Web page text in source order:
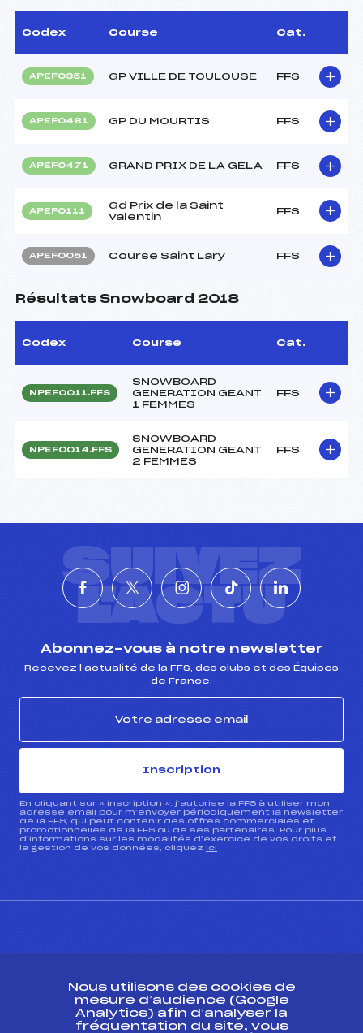
Codex Course Cat.
APEF0351 GP VILLE DE TOULOUSE FFS
APEF0481 GP DU MOURTIS FFS
APEF0471 GRAND PRIX DE LA GELA FFS
APEF0111
Gd Prix de la Saint
Valentin
FFS
APEF0051 Course Saint Lary FFS
Résultats Snowboard 2018
Codex Course Cat.
NPEF0011.FFS
SNOWBOARD
GENERATION GEANT
1 FEMMES
FFS
NPEF0014.FFS
SNOWBOARD
GENERATION GEANT
2 FEMMES
FFS
SUIVEZ
L'ACTU
Abonnez-vous à notre newsletter
Recevez l’actualité de la FFS, des clubs et des Équipes
de France.
Inscription
En cliquant sur « inscription », j’autorise la FFS à utiliser mon
adresse email pour m’envoyer périodiquement la newsletter
de la FFS, qui peut contenir des offres commerciales et
promotionnelles de la FFS ou de ses partenaires. Pour plus
d’informations sur les modalités d’exercice de vos droits et
la gestion de vos données, cliquez ici
ESPACE PRESSE
Nous utilisons des cookies de
mesure d’audience (Google
Analytics) afin d’analyser la
fréquentation du site, vous